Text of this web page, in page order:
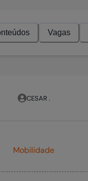
Vagas
CESAR .
Mobilidade